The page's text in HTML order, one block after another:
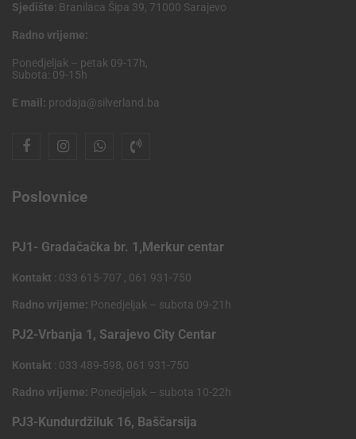
Sjedište: Branilaca Šipa 39, 71000 Sarajevo
Radno vrijeme:
Ponedjeljak – petak 09-17h,
Subota: 09-15h
E mail: prodaja@silverland.ba
Poslovnice
PJ1- Gradačačka br. 1,Merkur centar
Kontakt : 033 615-707 , 061 931-750
Radno vrijeme: Ponedjeljak – subota 09-21h
PJ2-Vrbanja 1, Sarajevo City Centar
Kontakt : 033 489-598, 061 931-750
Radno vrijeme: Ponedjeljak – subota 10-22h
PJ3-Kundurdžiluk 16, Baščarsija